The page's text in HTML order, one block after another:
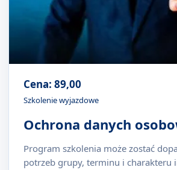
Cena: 89,00
Szkolenie wyjazdowe
Ochrona danych
Program szkolenia może zostać
potrzeb grupy, terminu i charakteru